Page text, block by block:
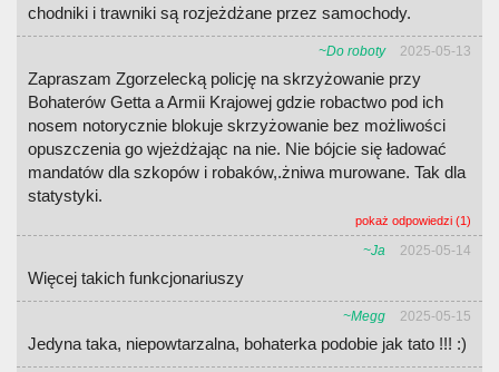
chodniki i trawniki są rozjeżdżane przez samochody.
~Do roboty 2025-05-13
Zapraszam Zgorzelecką policję na skrzyżowanie przy
Bohaterów Getta a Armii Krajowej gdzie robactwo pod ich
nosem notorycznie blokuje skrzyżowanie bez możliwości
opuszczenia go wjeżdżając na nie. Nie bójcie się ładować
mandatów dla szkopów i robaków,.żniwa murowane. Tak dla
statystyki.
pokaż odpowiedzi (1)
~Ja 2025-05-14
Więcej takich funkcjonariuszy
~Megg 2025-05-15
Jedyna taka, niepowtarzalna, bohaterka podobie jak tato !!! :)